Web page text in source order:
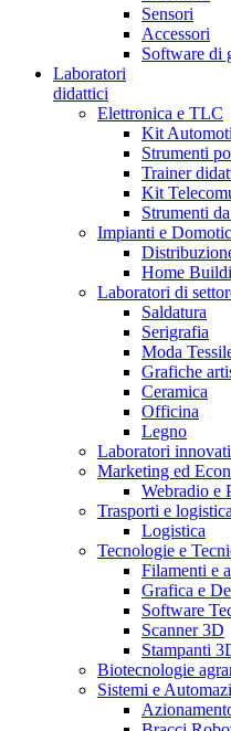
Sensori
Accessori
Software di
Laboratori
didattici
Elettronica e TLC
Kit
Strumenti
Trainer
Kit
Strumenti
Impianti e
Home
Laboratori di
Saldatura
Serigrafia
Moda
Grafiche
Ceramica
Officina
Legno
Laboratori
Marketing ed
Webradio e
Trasporti e logistica
Logistica
Tecnologie e
Filamenti e
Grafica e
Software
Scanner 3D
Stampanti
Biotecnologie
Sistemi e